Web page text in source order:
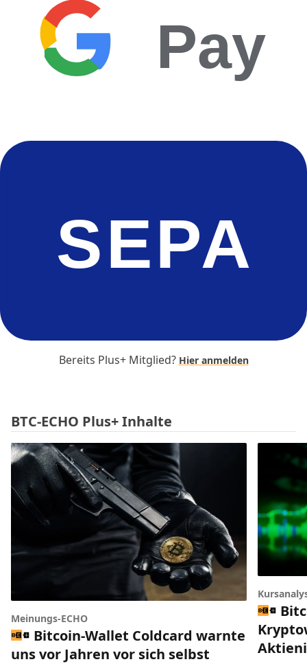
Pay
SEPA
Bereits Plus+ Mitglied? Hier anmelden
BTC-ECHO Plus+ Inhalte
Meinungs-ECHO
Bitcoin-Wallet Coldcard warnte
uns vor Jahren vor sich selbst